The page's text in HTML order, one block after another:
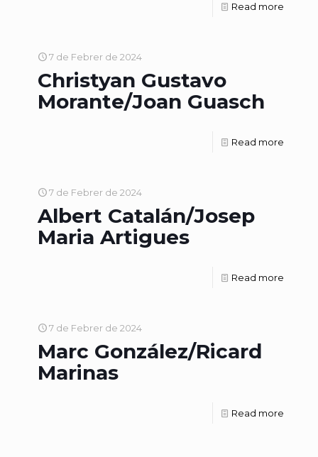
Read more
7 de Febrer de 2024
Christyan Gustavo
Morante/Joan Guasch
Read more
7 de Febrer de 2024
Albert Catalán/Josep
Maria Artigues
Read more
7 de Febrer de 2024
Marc González/Ricard
Marinas
Read more